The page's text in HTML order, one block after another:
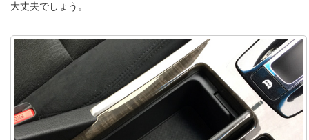
大丈夫でしょう。